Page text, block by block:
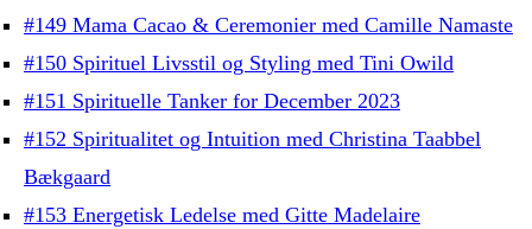
#149 Mama Cacao & Ceremonier med Camille Namaste
#150 Spirituel Livsstil og Styling med Tini Owild
#151 Spirituelle Tanker for December 2023
#152 Spiritualitet og Intuition med Christina Taabbel
Bækgaard
#153 Energetisk Ledelse med Gitte Madelaire